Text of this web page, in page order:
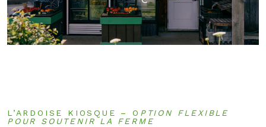
L’ARDOISE KIOSQUE – O PTION FLEXIBLE
POUR SOUTENIR LA FERME